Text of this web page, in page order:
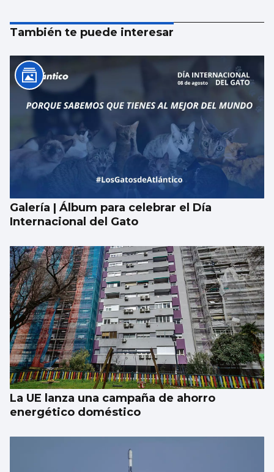
También te puede interesar
Galería | Álbum para celebrar el Día
Internacional del Gato
La UE lanza una campaña de ahorro
energético doméstico